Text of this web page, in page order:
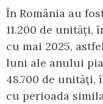
În România au
11.200 de unități,
cu mai 2025,
luni ale anului
48.700 de unități,
cu perioada